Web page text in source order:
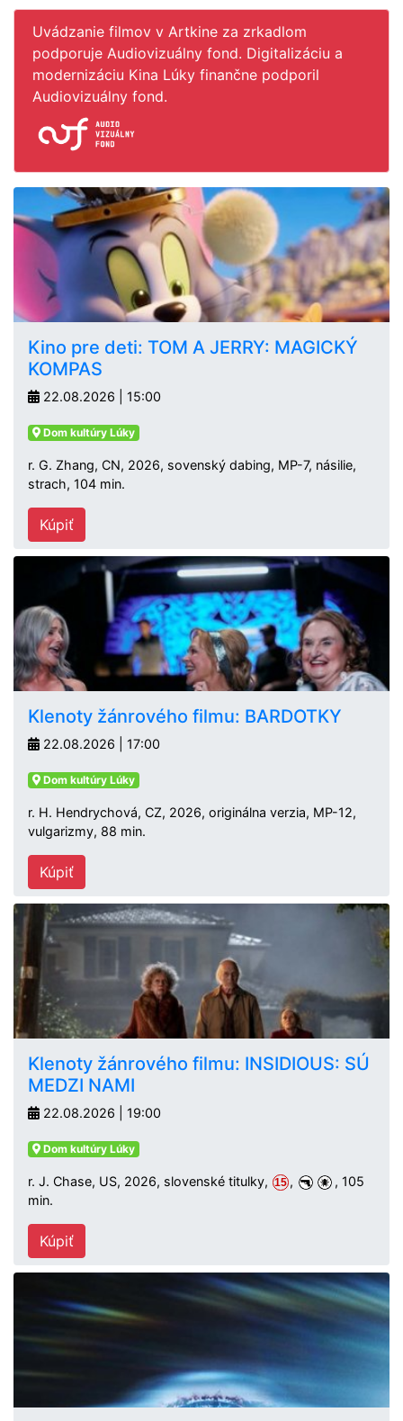
Uvádzanie filmov v Artkine za zrkadlom
podporuje Audiovizuálny fond. Digitalizáciu a
modernizáciu Kina Lúky finančne podporil
Audiovizuálny fond.
Kino pre deti: TOM A JERRY: MAGICKÝ
KOMPAS
22.08.2026 | 15:00
Dom kultúry Lúky
r. G. Zhang, CN, 2026, sovenský dabing, MP-7, násilie,
strach, 104 min.
Kúpiť
Klenoty žánrového filmu: BARDOTKY
22.08.2026 | 17:00
Dom kultúry Lúky
r. H. Hendrychová, CZ, 2026, originálna verzia, MP-12,
vulgarizmy, 88 min.
Kúpiť
Klenoty žánrového filmu: INSIDIOUS: SÚ
MEDZI NAMI
22.08.2026 | 19:00
Dom kultúry Lúky
r. J. Chase, US, 2026, slovenské titulky, 15 ,
, 105
min.
Kúpiť